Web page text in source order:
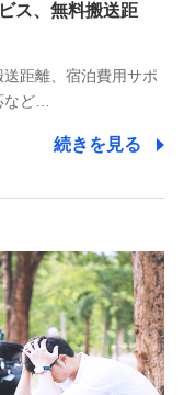
の遂行のため
人向けASPサー
の正確な把握のため
先
業部長
2-14-10 アーバン
ス、無料搬送距
距離、宿泊費用サポ
など…
続きを見る